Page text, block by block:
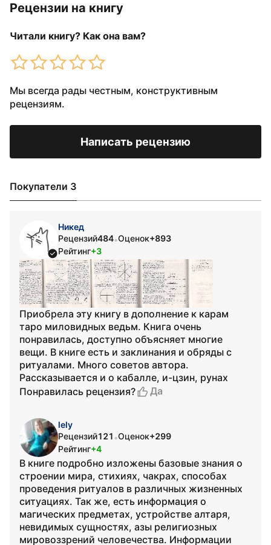
Рецензии на книгу
Читали книгу? Как она вам?
Мы всегда рады честным, конструктивным
рецензиям.
Написать рецензию
Покупатели 3
Никед
Рецензий484•Оценок+893
Рейтинг+3
Приобрела эту книгу в дополнение к карам
таро миловидных ведьм. Книга очень
понравилась, доступно объясняет многие
вещи. В книге есть и заклинания и обряды с
ритуалами. Много советов автора.
Рассказывается и о кабалле, и-цзин, рунах
Понравилась рецензия?
Да
lely
Рецензий121 •Оценок+299
Рейтинг+4
В книге подробно изложены базовые знания о
строении мира, стихиях, чакрах, способах
проведения ритуалов в различных жизненных
ситуациях. Так же, есть информация о
магических предметах, устройстве алтаря,
невидимых сущностях, азы религиозных
мировоззрений человечества. Информации